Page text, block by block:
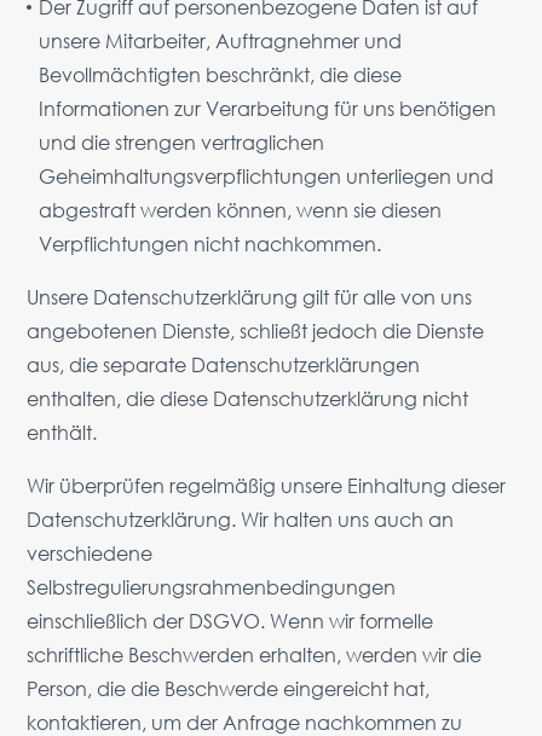
Der Zugriff auf personenbezogene Daten ist auf
unsere Mitarbeiter, Auftragnehmer und
Bevollmächtigten beschränkt, die diese
Informationen zur Verarbeitung für uns benötigen
und die strengen vertraglichen
Geheimhaltungsverpflichtungen unterliegen und
abgestraft werden können, wenn sie diesen
Verpflichtungen nicht nachkommen.
Unsere Datenschutzerklärung gilt für alle von uns
angebotenen Dienste, schließt jedoch die Dienste
aus, die separate Datenschutzerklärungen
enthalten, die diese Datenschutzerklärung nicht
enthält.
Wir überprüfen regelmäßig unsere Einhaltung dieser
Datenschutzerklärung. Wir halten uns auch an
verschiedene
Selbstregulierungsrahmenbedingungen
einschließlich der DSGVO. Wenn wir formelle
schriftliche Beschwerden erhalten, werden wir die
Person, die die Beschwerde eingereicht hat,
kontaktieren, um der Anfrage nachkommen zu